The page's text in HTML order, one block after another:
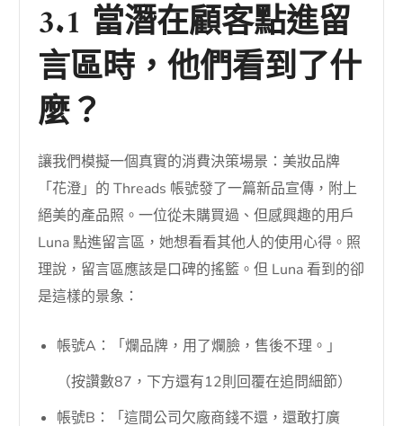
3.1 當潛在顧客點進留
言區時，他們看到了什
麼？
讓我們模擬一個真實的消費決策場景：美妝品牌
「花澄」的 Threads 帳號發了一篇新品宣傳，附上
絕美的產品照。一位從未購買過、但感興趣的用戶
Luna 點進留言區，她想看看其他人的使用心得。照
理說，留言區應該是口碑的搖籃。但 Luna 看到的卻
是這樣的景象：
帳號A：「爛品牌，用了爛臉，售後不理。」
（按讚數87，下方還有12則回覆在追問細節）
帳號B：「這間公司欠廠商錢不還，還敢打廣